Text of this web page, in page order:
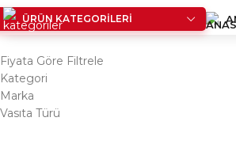
ÜRÜN KATEGORILERI
Ana Sayfa/Ürünler “ELM327 motosiklet
Fiyata Göre Filtrele
Kategori
Marka
Vasıta Türü